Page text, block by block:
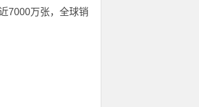
7000万张，全球销